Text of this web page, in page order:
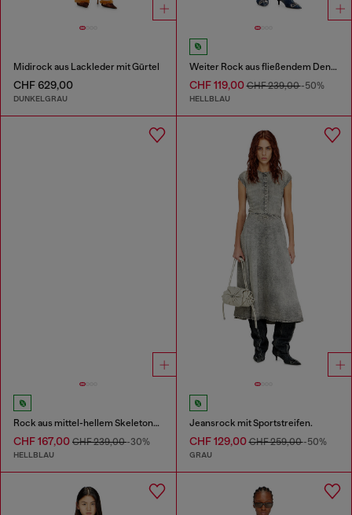
Midirock aus Lackleder mit Gürtel
CHF 629,00
DUNKELGRAU
Weiter Rock aus fließendem Denim
CHF 119,00CHF 239,00-50%
HELLBLAU
Rock aus mittel-hellem Skeleton-Denim
CHF 167,00 CHF 239,00-30%
HELLBLAU
Jeansrock mit Sportstreifen.
CHF 129,00CHF 259,00-50%
GRAU